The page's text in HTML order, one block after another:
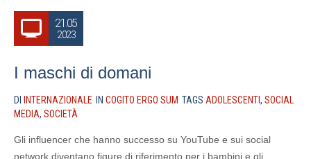
21.05
2023
I maschi di domani
DI INTERNAZIONALE IN COGITO ERGO SUM TAGS ADOLESCENTI, SOCIAL
MEDIA, SOCIETÀ
Gli influencer che hanno successo su YouTube e sui social
network diventano figure di riferimento per i bambini e gli